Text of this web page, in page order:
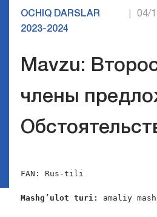
OCHIQ DARSLAR
2023-2024
04/
Mavzu:
члены
FAN: Rus-tili
Mashg’ulot turi: amaliy